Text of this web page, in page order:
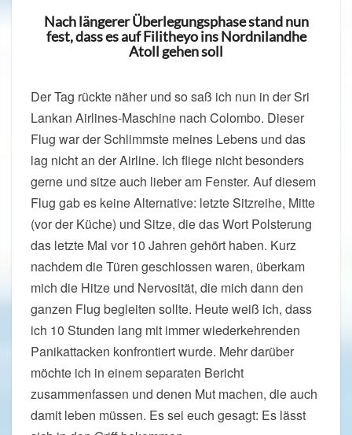
Nach längerer Überlegungsphase stand nun
fest, dass es auf Filitheyo ins Nordnilandhe
Atoll gehen soll
Der Tag rückte näher und so saß ich nun in der Sri
Lankan Airlines-Maschine nach Colombo. Dieser
Flug war der Schlimmste meines Lebens und das
lag nicht an der Airline. Ich fliege nicht besonders
gerne und sitze auch lieber am Fenster. Auf diesem
Flug gab es keine Alternative: letzte Sitzreihe, Mitte
(vor der Küche) und Sitze, die das Wort Polsterung
das letzte Mal vor 10 Jahren gehört haben. Kurz
nachdem die Türen geschlossen waren, überkam
mich die Hitze und Nervosität, die mich dann den
ganzen Flug begleiten sollte. Heute weiß ich, dass
ich 10 Stunden lang mit immer wiederkehrenden
Panikattacken konfrontiert wurde. Mehr darüber
möchte ich in einem separaten Bericht
zusammenfassen und denen Mut machen, die auch
damit leben müssen. Es sei euch gesagt: Es lässt